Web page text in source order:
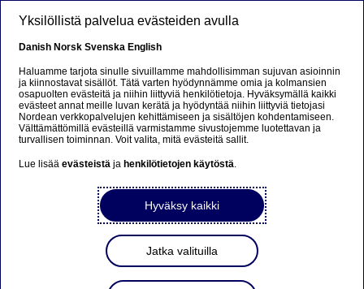
Beklager...
Denne siden findes ikke på norsk
Bli værende på denne siden|Fortsett til en lignende
side på norsk
Yksilöllistä palvelua evästeiden avulla
Danish Norsk Svenska English
Haluamme tarjota sinulle sivuillamme mahdollisimman sujuvan asioinnin
ja kiinnostavat sisällöt. Tätä varten hyödynnämme omia ja kolmansien
osapuolten evästeitä ja niihin liittyviä henkilötietoja. Hyväksymällä kaikki
evästeet annat meille luvan kerätä ja hyödyntää niihin liittyviä tietojasi
Nordean verkkopalvelujen kehittämiseen ja sisältöjen kohdentamiseen.
Välttämättömillä evästeillä varmistamme sivustojemme luotettavan ja
turvallisen toiminnan. Voit valita, mitä evästeitä sallit.
Lue lisääevästeistä ja henkilötietojen käytöstä.
Hyväksy kaikki
Jatka valituilla